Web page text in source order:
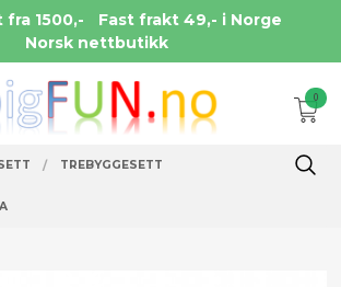
fra 1500,-
Fast frakt 49,- i Norge
Norsk nettbutikk
0
TREBYGGESETT